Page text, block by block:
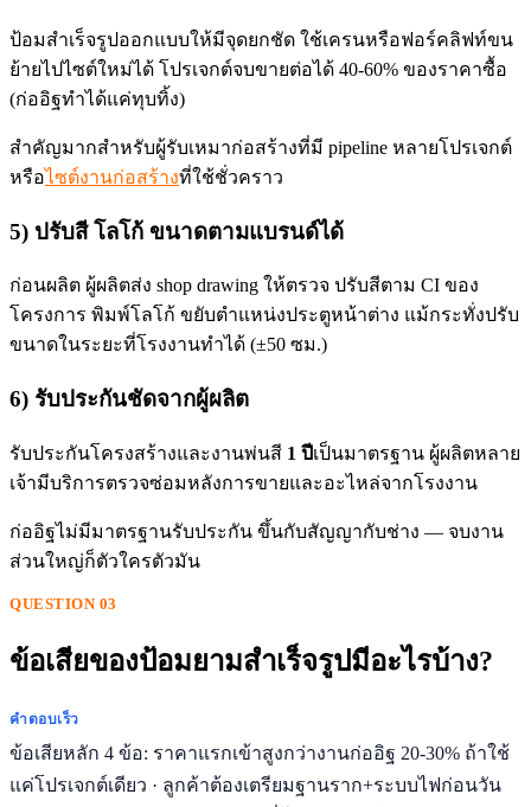
ป้อมสำเร็จรูปออกแบบให้มีจุดยกชัด ใช้เครนหรือฟอร์คลิฟท์ขน
ย้ายไปไซต์ใหม่ได้ โปรเจกต์จบขายต่อได้ 40-60% ของราคาซื้อ
(ก่ออิฐทำได้แค่ทุบทิ้ง)
สำคัญมากสำหรับผู้รับเหมาก่อสร้างที่มี pipeline หลายโปรเจกต์
หรือไซต์งานก่อสร้างที่ใช้ชั่วคราว
5) ปรับสี โลโก้ ขนาดตามแบรนด์ได้
ก่อนผลิต ผู้ผลิตส่ง shop drawing ให้ตรวจ ปรับสีตาม CI ของ
โครงการ พิมพ์โลโก้ ขยับตำแหน่งประตูหน้าต่าง แม้กระทั่งปรับ
ขนาดในระยะที่โรงงานทำได้ (±50 ซม.)
6) รับประกันชัดจากผู้ผลิต
รับประกันโครงสร้างและงานพ่นสี 1 ปีเป็นมาตรฐาน ผู้ผลิตหลาย
เจ้ามีบริการตรวจซ่อมหลังการขายและอะไหล่จากโรงงาน
ก่ออิฐไม่มีมาตรฐานรับประกัน ขึ้นกับสัญญากับช่าง — จบงาน
ส่วนใหญ่ก็ตัวใครตัวมัน
QUESTION 03
ข้อเสียของป้อมยามสำเร็จรูปมีอะไรบ้าง?
คำตอบเร็ว
ข้อเสียหลัก 4 ข้อ: ราคาแรกเข้าสูงกว่างานก่ออิฐ 20-30% ถ้าใช้
แค่โปรเจกต์เดียว · ลูกค้าต้องเตรียมฐานราก+ระบบไฟก่อนวัน